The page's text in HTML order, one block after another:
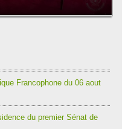
Francophone du 06 aout
du premier Sénat de